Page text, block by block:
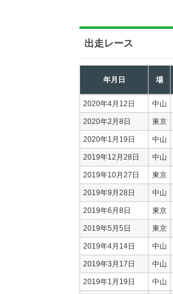
出走レース
年月日 場
2020年4月12日 中山
2020年2月8日 東京
2020年1月19日 中山
2019年12月28日 中山
2019年10月27日 東京
2019年9月28日 中山
2019年6月8日 東京
2019年5月5日 東京
2019年4月14日 中山
2019年3月17日 中山
2019年1月19日 中山